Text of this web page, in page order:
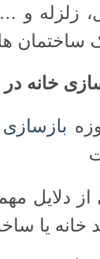
زلزله و
ساختمان
خانه
از دلایل
خانه یا